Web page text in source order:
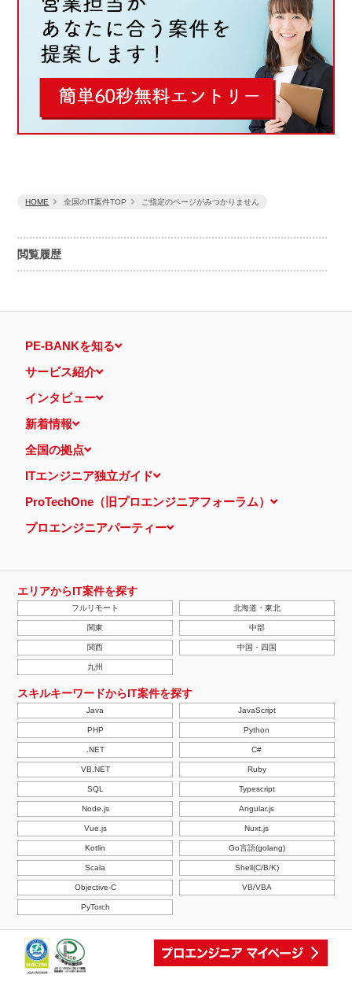
閲覧履歴
HOME 全国のIT案件TOP ご指定のページがみつかりません
PE-BANKを知る
サービス紹介
インタビュー
新着情報
全国の拠点
ITエンジニア独立ガイド
ProTechOne（旧プロエンジニアフォーラム）
プロエンジニアパーティー
エリアからIT案件を探す
フルリモート 北海道・東北
関東 中部
関西 中国・四国
九州
スキルキーワードからIT案件を探す
Java JavaScript
PHP Python
.NET C#
VB.NET Ruby
SQL Typescript
Node.js Angular.js
Vue.js Nuxt.js
Kotlin Go言語(golang)
Scala Shell(C/B/K)
Objective-C VB/VBA
PyTorch